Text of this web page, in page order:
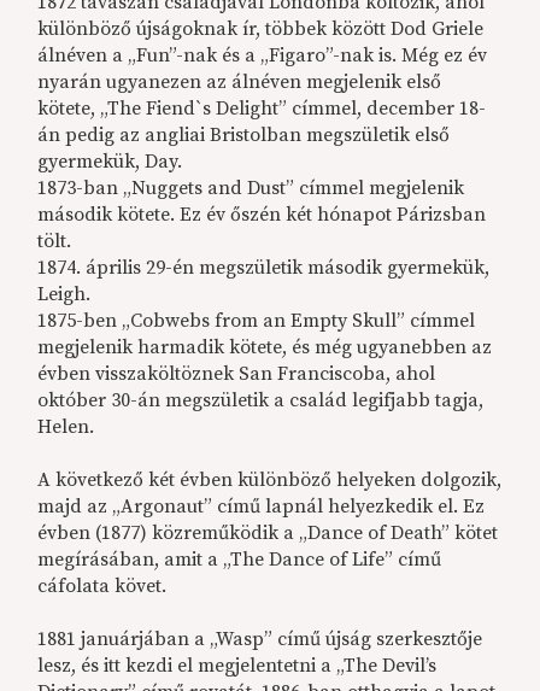
különböző újságoknak ír, többek között Dod Griele
álnéven a „Fun”-nak és a „Figaro”-nak is. Még ez év
nyarán ugyanezen az álnéven megjelenik első
kötete, „The Fiend`s Delight” címmel, december 18-
án pedig az angliai Bristolban megszületik első
gyermekük, Day.
1873-ban „Nuggets and Dust” címmel megjelenik
második kötete. Ez év őszén két hónapot Párizsban
tölt.
1874. április 29-én megszületik második gyermekük,
Leigh.
1875-ben „Cobwebs from an Empty Skull” címmel
megjelenik harmadik kötete, és még ugyanebben az
évben visszaköltöznek San Franciscoba, ahol
október 30-án megszületik a család legifjabb tagja,
Helen.
A következő két évben különböző helyeken dolgozik,
majd az „Argonaut” című lapnál helyezkedik el. Ez
évben (1877) közreműködik a „Dance of Death” kötet
megírásában, amit a „The Dance of Life” című
cáfolata követ.
1881 januárjában a „Wasp” című újság szerkesztője
lesz, és itt kezdi el megjelentetni a „The Devil’s